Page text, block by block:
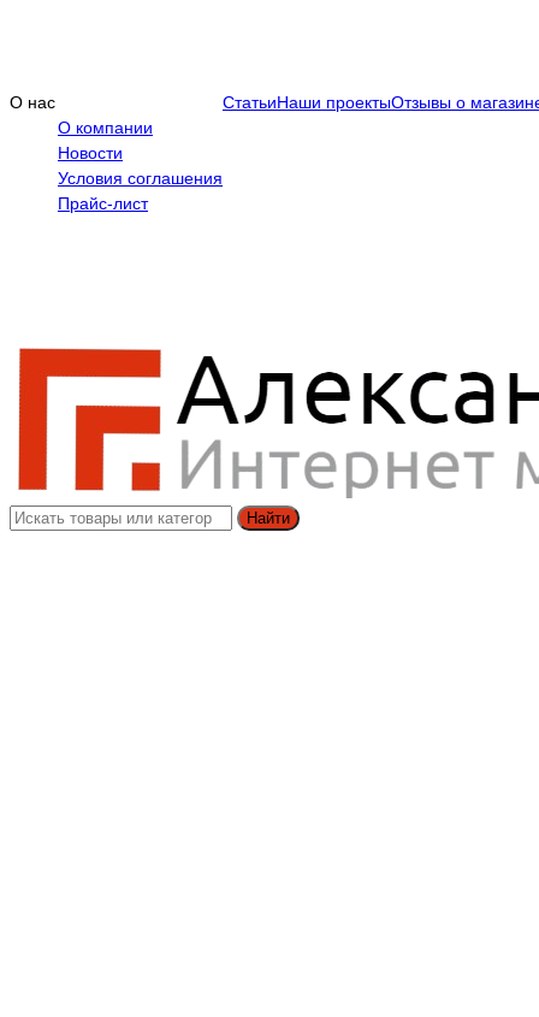
О нас
О компании
Новости
Условия соглашения
Прайс-лист
СтатьиНаши проектыОтзывы о
Найти